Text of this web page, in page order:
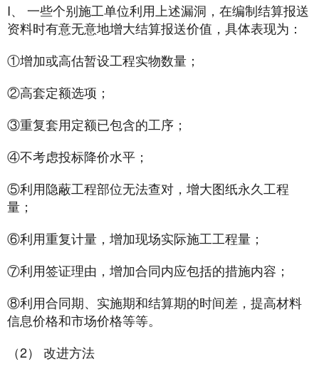
I、 一些个别施工单位利用上述漏洞，在编制结算报送
资料时有意无意地增大结算报送价值，具体表现为：
①增加或高估暂设工程实物数量；
②高套定额选项；
③重复套用定额已包含的工序；
④不考虑投标降价水平；
⑤利用隐蔽工程部位无法查对，增大图纸永久工程
量；
⑥利用重复计量，增加现场实际施工工程量；
⑦利用签证理由，增加合同内应包括的措施内容；
⑧利用合同期、实施期和结算期的时间差，提高材料
信息价格和市场价格等等。
（2） 改进方法